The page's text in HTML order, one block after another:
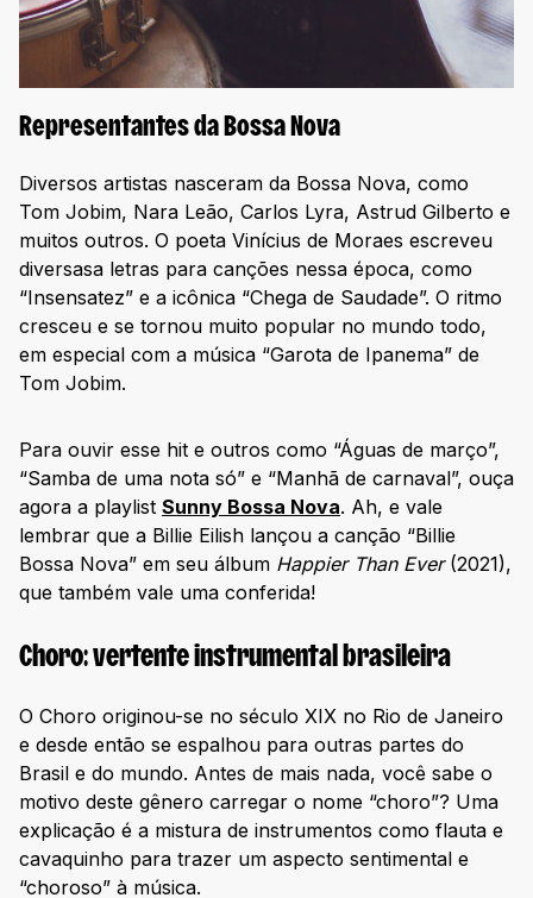
Representantes da Bossa Nova
Diversos artistas nasceram da Bossa Nova, como
Tom Jobim, Nara Leão, Carlos Lyra, Astrud Gilberto e
muitos outros. O poeta Vinícius de Moraes escreveu
diversasa letras para canções nessa época, como
“Insensatez” e a icônica “Chega de Saudade”. O ritmo
cresceu e se tornou muito popular no mundo todo,
em especial com a música “Garota de Ipanema” de
Tom Jobim.
Para ouvir esse hit e outros como “Águas de março”,
“Samba de uma nota só” e “Manhã de carnaval”, ouça
agora a playlist Sunny Bossa Nova. Ah, e vale
lembrar que a Billie Eilish lançou a canção “Billie
Bossa Nova” em seu álbum Happier Than Ever(2021),
que também vale uma conferida!
Choro: vertente instrumental brasileira
O Choro originou-se no século XIX no Rio de Janeiro
e desde então se espalhou para outras partes do
Brasil e do mundo. Antes de mais nada, você sabe o
motivo deste gênero carregar o nome “choro”? Uma
explicação é a mistura de instrumentos como flauta e
cavaquinho para trazer um aspecto sentimental e
“choroso” à música.